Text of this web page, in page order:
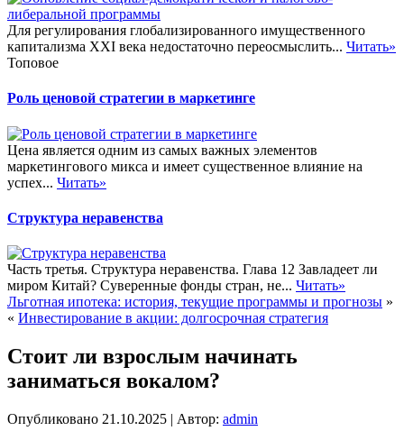
Для регулирования глобализированного имущественного
капитализма XXI века недостаточно переосмыслить... Читать»
Топовое
Роль ценовой стратегии в маркетинге
Цена является одним из самых важных элементов
маркетингового микса и имеет существенное влияние на
успех... Читать»
Структура неравенства
Часть третья. Структура неравенства. Глава 12 Завладеет ли
миром Китай? Суверенные фонды стран, не... Читать»
Льготная ипотека: история, текущие программы и прогнозы »
« Инвестирование в акции: долгосрочная стратегия
Стоит ли взрослым начинать
заниматься вокалом?
Опубликовано 21.10.2025 | Автор: admin